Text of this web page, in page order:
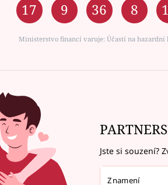
17 9 36 8
Ministerstvo financí varuje: Účastí na
Jste si souzení?